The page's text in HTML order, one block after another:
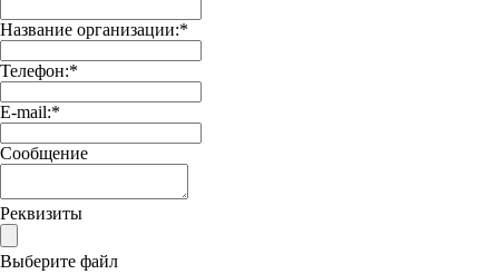
Название организации:*
Телефон:*
E-mail:*
Сообщение
Реквизиты
Выберите файл